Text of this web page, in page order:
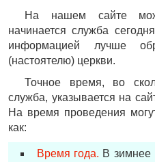
На нашем сайте
начинается служба
информацией лучше
(настоятелю) церкви.
Точное время, во
служба, указывается на
На время проведения
как:
Время года. В зимнее